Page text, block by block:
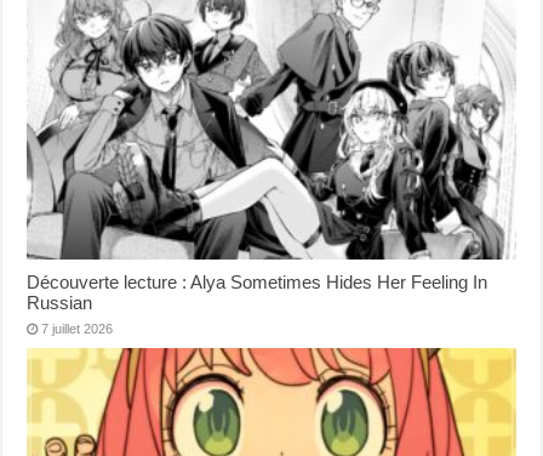
Découverte lecture : Alya Sometimes Hides Her Feeling In
Russian
7 juillet 2026